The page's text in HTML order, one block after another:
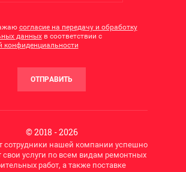
согласие на передачу и обработку
данныхв соответствии с
конфиденциальности
ОТПРАВИТЬ
© 2018 - 2026
сотрудники нашей компании успешно
свои услуги по всем видам ремонтных
работ, а также поставке